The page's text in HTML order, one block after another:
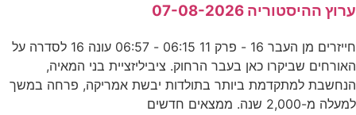
ערוץ ההיסטוריה 07-08-2026
חייזרים מן העבר 16 - פרק 11 06:15 - 06:57 עונה 16 לסדרה על
האורחים שביקרו כאן בעבר הרחוק. ציביליזציית בני המאיה,
הנחשבת למתקדמת ביותר בתולדות יבשת אמריקה, פרחה במשך
למעלה מ-2,000 שנה. ממצאים חדשים